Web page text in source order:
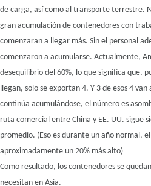
de carga, así como al transporte terrestre.
gran acumulación de contenedores con
comenzaran a llegar más. Sin el personal
comenzaron a acumularse. Actualmente,
desequilibrio del 60%, lo que significa que,
llegan, solo se exportan 4. Y 3 de esos 4
continúa acumulándose, el número es
ruta comercial entre China y EE. UU. sigue
promedio. (Eso es durante un año normal,
aproximadamente un 20% más alto)
Como resultado, los contenedores se
necesitan en Asia.